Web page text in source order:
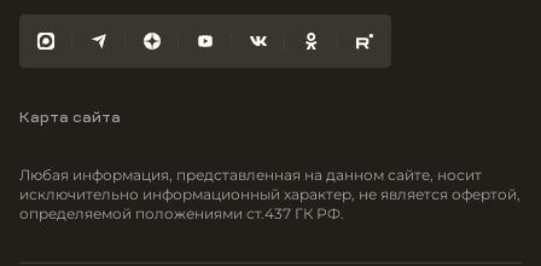
Флора
Отражение
Моретта
Вместе
3-комнатную
100% оплата
Карьера
Карта сайта
Любая информация, представленная на данном сайте, носит
исключительно информационный характер, не является офертой,
определяемой положениями ст.437 ГК РФ.